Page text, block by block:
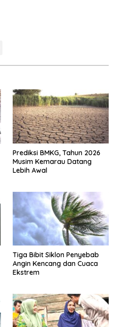
Prediksi BMKG, Tahun 2026
Musim Kemarau Datang
Lebih Awal
Tiga Bibit Siklon Penyebab
Angin Kencang dan Cuaca
Ekstrem